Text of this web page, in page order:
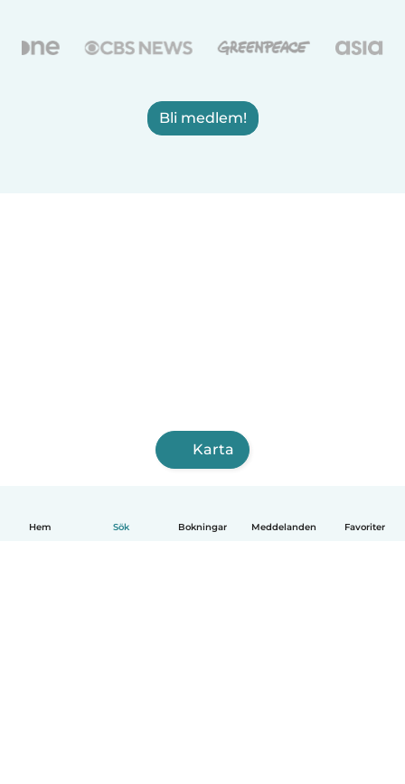
Hem Sök Bokningar Meddelanden Favoriter
Bli medlem!
Karta